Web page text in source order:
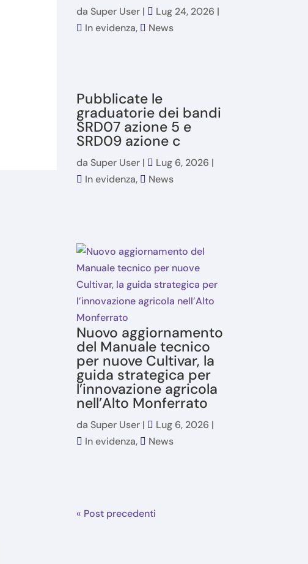
da Super User| Lug 24, 2026 |
In evidenza, News
Pubblicate le
graduatorie dei bandi
SRD07 azione 5 e
SRD09 azione c
da Super User| Lug 6, 2026 |
In evidenza, News
Nuovo aggiornamento
del Manuale tecnico
per nuove Cultivar, la
guida strategica per
l’innovazione agricola
nell’Alto Monferrato
da Super User| Lug 6, 2026 |
In evidenza, News
« Post precedenti